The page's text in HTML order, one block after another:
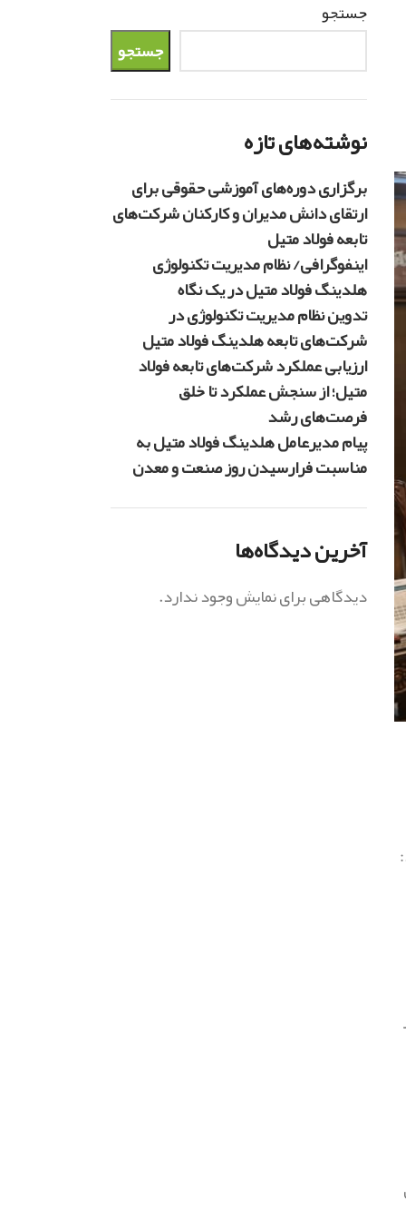
جستجو
جستجو
نوشته‌های تازه
برگزاری دوره‌های آموزشی حقوقی برای
ارتقای دانش مدیران و کارکنان شرکت‌های
تابعه فولاد متیل
اینفوگرافی/ نظام مدیریت تکنولوژی
هلدینگ فولاد متیل در یک نگاه
تدوین نظام مدیریت تکنولوژی در
شرکت‌های تابعه هلدینگ فولاد متیل
ارزیابی عملکرد شرکت‌های تابعه فولاد
متیل؛ از سنجش عملکرد تا خلق
فرصت‌های رشد
پیام مدیرعامل هلدینگ فولاد متیل به
مناسبت فرارسیدن روز صنعت و معدن
آخرین دیدگاه‌ها
دیدگاهی برای نمایش وجود ندارد.